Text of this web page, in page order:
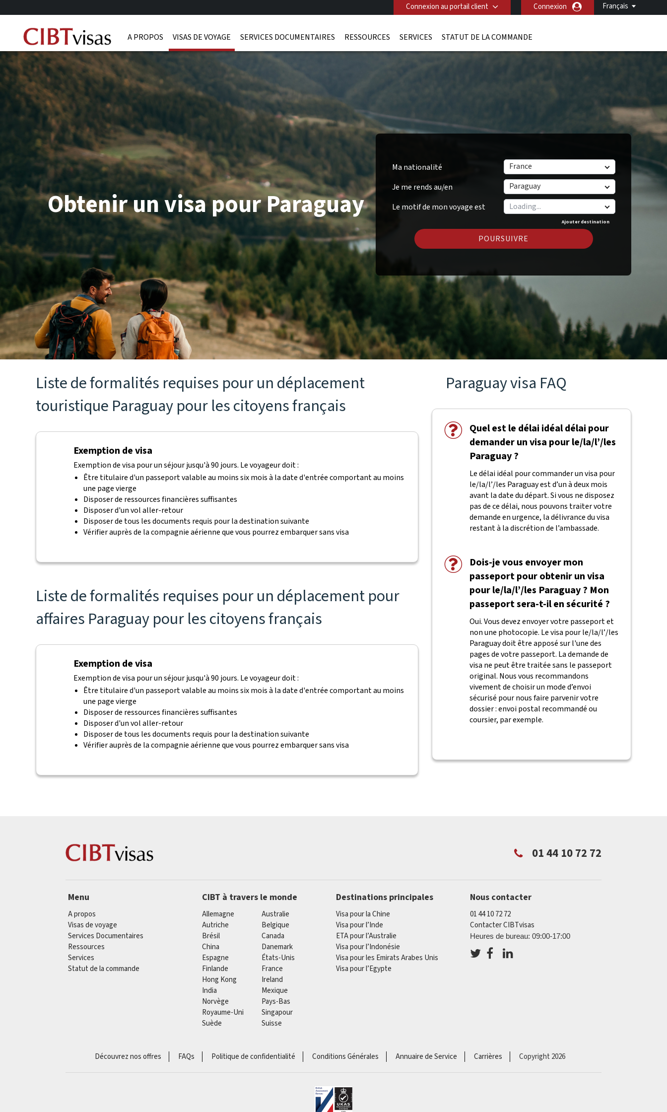
Français
Connexion au portail client Connexion
A PROPOS VISAS DE VOYAGE SERVICES DOCUMENTAIRES RESSOURCES SERVICES STATUT DE LA COMMANDE
Ma nationalité
France
Je me rends au/en
Paraguay
Le motif de mon voyage est
Ajouter destination
POURSUIVRE
Obtenir un visa pour Paraguay
Liste de formalités requises pour un déplacement
touristique Paraguay pour les citoyens français
Exemption de visa
Exemption de visa pour un séjour jusqu'à 90 jours. Le voyageur doit :
Être titulaire d'un passeport valable au moins six mois à la date d'entrée comportant au moins
une page vierge
Disposer de ressources financières suffisantes
Disposer d'un vol aller-retour
Disposer de tous les documents requis pour la destination suivante
Vérifier auprès de la compagnie aérienne que vous pourrez embarquer sans visa
Liste de formalités requises pour un déplacement pour
affaires Paraguay pour les citoyens français
Exemption de visa
Exemption de visa pour un séjour jusqu'à 90 jours. Le voyageur doit :
Être titulaire d'un passeport valable au moins six mois à la date d'entrée comportant au moins
une page vierge
Disposer de ressources financières suffisantes
Disposer d'un vol aller-retour
Disposer de tous les documents requis pour la destination suivante
Vérifier auprès de la compagnie aérienne que vous pourrez embarquer sans visa
Paraguay visa FAQ
Quel est le délai idéal délai pour
demander un visa pour le/la/l’/les
Paraguay ?
Le délai idéal pour commander un visa pour
le/la/l’/les Paraguay est d’un à deux mois
avant la date du départ. Si vous ne disposez
pas de ce délai, nous pouvons traiter votre
demande en urgence, la délivrance du visa
restant à la discrétion de l’ambassade.
Dois-je vous envoyer mon
passeport pour obtenir un visa
pour le/la/l’/les Paraguay ? Mon
passeport sera-t-il en sécurité ?
Oui. Vous devez envoyer votre passeport et
non une photocopie. Le visa pour le/la/l’/les
Paraguay doit être apposé sur l'une des
pages de votre passeport. La demande de
visa ne peut être traitée sans le passeport
original. Nous vous recommandons
vivement de choisir un mode d’envoi
sécurisé pour nous faire parvenir votre
dossier : envoi postal recommandé ou
coursier, par exemple.
01 44 10 72 72
Menu
A propos
Visas de voyage
Services Documentaires
Ressources
Services
Statut de la commande
CIBT à travers le monde
Allemagne
Australie
Autriche
Belgique
Brésil
Canada
China
Danemark
Espagne
États-Unis
Finlande
France
Hong Kong
Ireland
India
Mexique
Norvège
Pays-Bas
Royaume-Uni
Singapour
Suède
Suisse
Destinations principales
Visa pour la Chine
Visa pour l’Inde
ETA pour l’Australie
Visa pour l’Indonésie
Visa pour les Emirats Arabes Unis
Visa pour l’Egypte
Nous contacter
01 44 10 72 72
Contacter CIBTvisas
Heures de bureau: 09:00-17:00
Découvrez nos offres FAQs Politique de confidentialité Conditions Générales Annuaire de Service Carrières Copyright 2026